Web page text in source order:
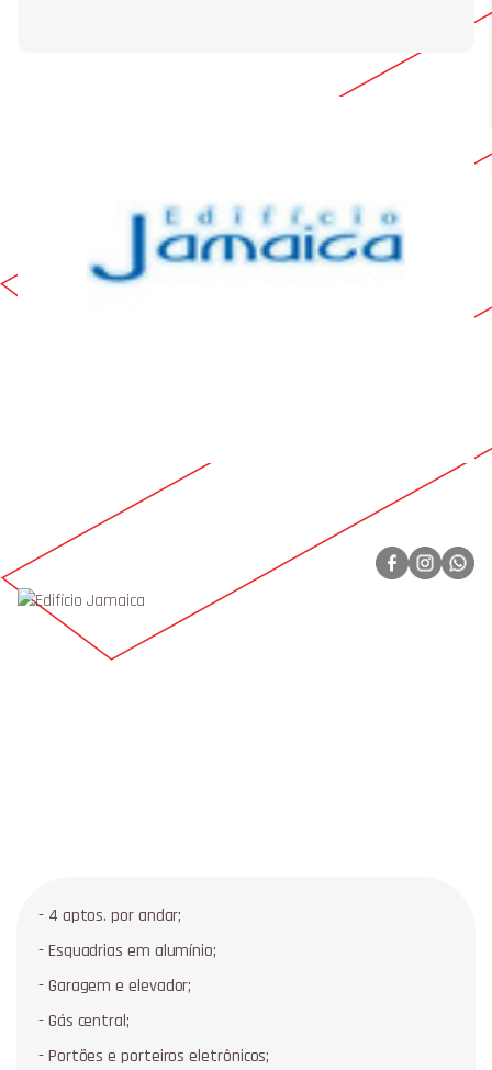
- 4 aptos. por andar;
- Esquadrias em alumínio;
- Garagem e elevador;
- Gás central;
- Portões e porteiros eletrônicos;